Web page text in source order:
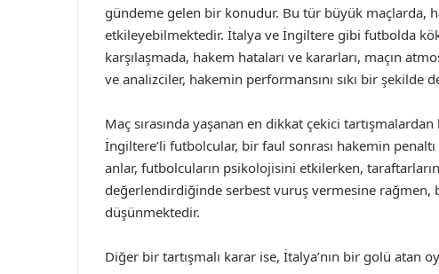
gündeme gelen bir konudur. Bu tür büyük maçlarda,
etkileyebilmektedir. İtalya ve İngiltere gibi futbolda
karşılaşmada, hakem hataları ve kararları, maçın
ve analizciler, hakemin performansını sıkı bir şekilde
Maç sırasında yaşanan en dikkat çekici
İngiltere’li futbolcular, bir faul sonrası hakemin
anlar, futbolcuların psikolojisini etkilerken,
değerlendirdiğinde serbest vuruş vermesine rağmen,
düşünmektedir.
Diğer bir tartışmalı karar ise, İtalya’nın bir golü atan